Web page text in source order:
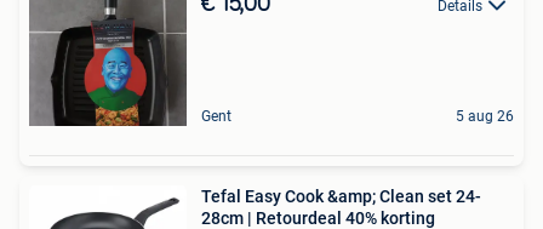
€ 15,00 Details
Gent 5 aug 26
Tefal Easy Cook &amp; Clean set 24-
28cm | Retourdeal 40% korting